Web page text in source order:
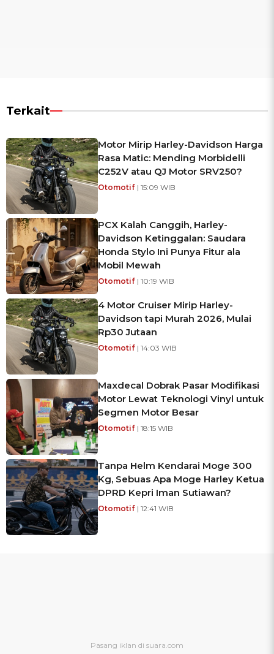
Terkait
Motor Mirip Harley-Davidson Harga
Rasa Matic: Mending Morbidelli
C252V atau QJ Motor SRV250?
Otomotif | 15:09 WIB
PCX Kalah Canggih, Harley-
Davidson Ketinggalan: Saudara
Honda Stylo Ini Punya Fitur ala
Mobil Mewah
Otomotif | 10:19 WIB
4 Motor Cruiser Mirip Harley-
Davidson tapi Murah 2026, Mulai
Rp30 Jutaan
Otomotif | 14:03 WIB
Maxdecal Dobrak Pasar Modifikasi
Motor Lewat Teknologi Vinyl untuk
Segmen Motor Besar
Otomotif | 18:15 WIB
Tanpa Helm Kendarai Moge 300
Kg, Sebuas Apa Moge Harley Ketua
DPRD Kepri Iman Sutiawan?
Otomotif | 12:41 WIB